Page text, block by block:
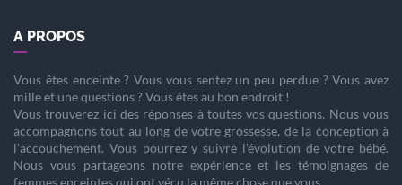
A PROPOS
Vous êtes enceinte? Vous vous sentez un peu perdue ? Vous avez
mille et une questions ? Vous êtes au bon endroit !
Vous trouverez ici des réponses à toutes vos questions. Nous vous
accompagnons tout au long de votre grossesse, de la conception à
l'accouchement. Vous pourrez y suivre l'évolution de votre bébé.
Nous vous partageons notre expérience et les témoignages de
femmes enceintes qui ont vécu la même chose que vous.